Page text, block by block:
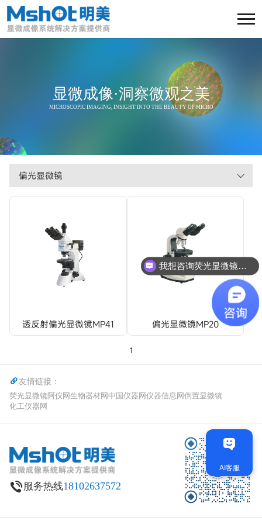
显微成像·洞察微观之美
MICROSCOPIC IMAGING, INSIGHT INTO THE BEAUTY OF MICRO
偏光显微镜
透反射偏光显微镜MP41 偏光显微镜MP20
1
友情链接：
荧光显微镜阿仪网生物器材网中国仪器网仪器信息网倒置显微镜
化工仪器网
服务热线18102637572
我想咨询荧光显微镜相关